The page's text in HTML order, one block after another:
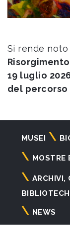
Si rende noto
Risorgimento
19 luglio
del
MUSEI
MOSTRE
ARCHIVI,
NEWS